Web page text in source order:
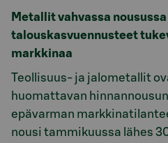
Metallit vahvassa nousussa
talouskasvuennusteet
markkinaa
Teollisuus- ja jalometallit
huomattavan
epävarman
nousi tammikuussa lähes